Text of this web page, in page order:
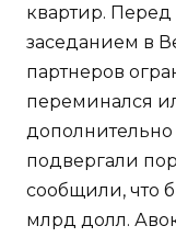
квартир.
заседанием в
партнеров
переминался
подвергали
сообщили, что
млрд долл.